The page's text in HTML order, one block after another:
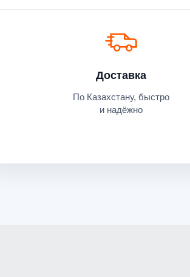
Доставка
По Казахстану, быстро
и надёжно